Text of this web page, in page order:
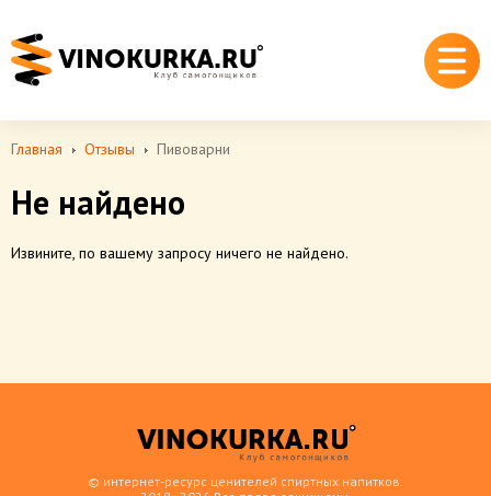
Главная Отзывы Пивоварни
Не найдено
Извините, по вашему запросу ничего не найдено.
© интернет-ресурс ценителей спиртных напитков.